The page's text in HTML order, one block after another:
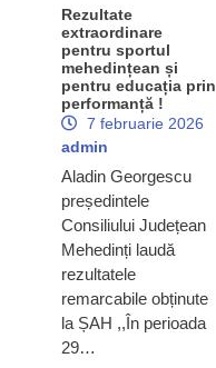
Rezultate
extraordinare
pentru sportul
mehedințean și
pentru educația prin
performanță !
7 februarie 2026
admin
Aladin Georgescu
președintele
Consiliului Județean
Mehedinți laudă
rezultatele
remarcabile obținute
la ȘAH ,,În perioada
29…